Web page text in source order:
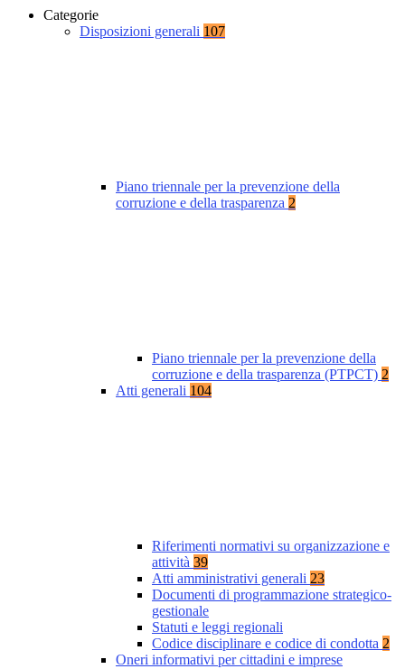
Categorie
Disposizioni generali 107
Piano triennale per la prevenzione della
corruzione e della trasparenza 2
Piano triennale per la prevenzione della
corruzione e della trasparenza (PTPCT) 2
Atti generali 104
Riferimenti normativi su organizzazione e
attività 39
Atti amministrativi generali 23
Documenti di programmazione strategico-
gestionale
Statuti e leggi regionali
Codice disciplinare e codice di condotta 2
Oneri informativi per cittadini e imprese